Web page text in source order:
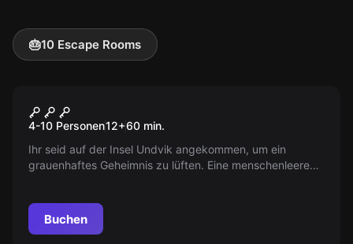
🎂10 Escape Rooms
Die Hexer von Kaer Morhen
4-10 Personen12+60 min.
Ihr seid auf der Insel Undvik angekommen, um ein
grauenhaftes Geheimnis zu lüften. Eine menschenleere
Buchen